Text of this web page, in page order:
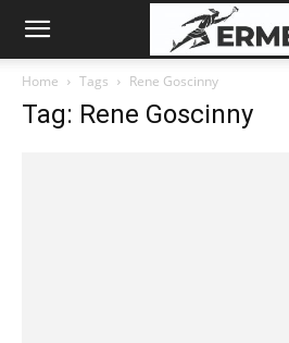
Home Tags Rene Goscinny
Tag: Rene Goscinny